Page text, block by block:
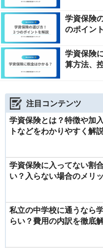
学資保険
のポイン
学資保険
算方法、
注目コンテンツ
学資保険とは？特徴や加
トなどをわかりやすく解
学資保険に入ってない割
い？入らない場合のメリ
私立の中学校に通うなら
らい？費用の内訳を徹底